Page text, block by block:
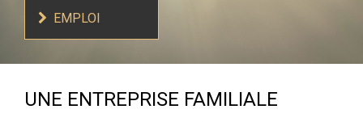
EMPLOI
UNE ENTREPRISE FAMILIALE